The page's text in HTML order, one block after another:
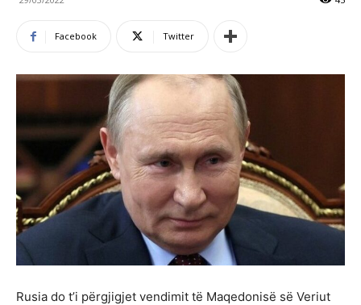
Facebook Twitter
Rusia do t’i përgjigjet vendimit të Maqedonisë së Veriut